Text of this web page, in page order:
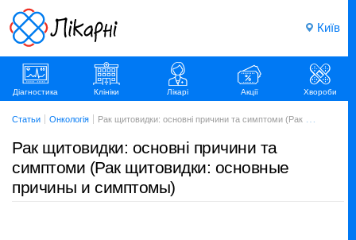
Київ
Діагностика Клініки Лікарі Акції Хвороби
Статьи Онкологія Рак щитовидки: основні причини та симптоми (Рак щитовидки: основные причины и симптомы)
Рак щитовидки: основні причини та
симптоми (Рак щитовидки: основные
причины и симптомы)